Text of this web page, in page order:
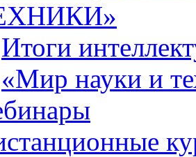
Итоги
«Мир науки и